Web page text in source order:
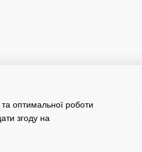
оптимальної роботи
згоду на